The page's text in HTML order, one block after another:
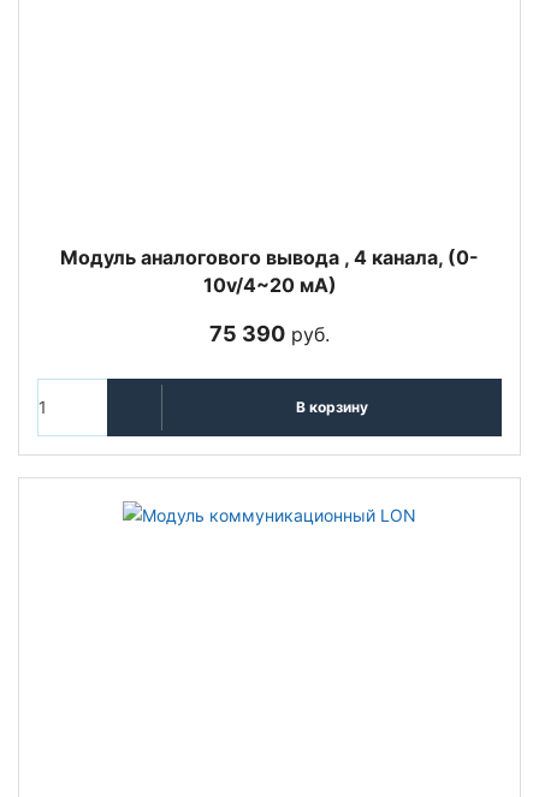
Модуль аналогового вывода , 4 канала, (0-
10v/4~20 мА)
75 390 руб.
В корзину